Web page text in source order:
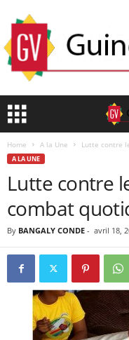
Home A la Une Lutte contre
A LA UNE
Lutte contre
combat
By BANGALY CONDE - avril 18,